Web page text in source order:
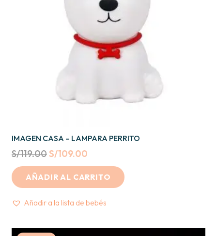
IMAGEN CASA – LAMPARA PERRITO
S/119.00Original
price
was:
S/119.00.
S/109.00
price
is:
S/109.00.
AÑADIR AL CARRITO
Añadir a la lista de bebés